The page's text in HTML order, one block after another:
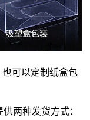
可以定制纸盒包
两种发货方式：